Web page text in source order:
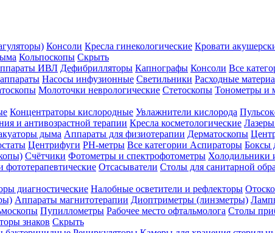
Консоли Кресла гинекологические Кровати
Кольпоскопы Скрыть
ИВЛ Дефибрилляторы Капнографы Консоли Все
Насосы инфузионные Светильники Расходные
Молоточки неврологические Стетоскопы Тонометры и
Концентраторы кислородные Увлажнители кислорода
и антивозрастной терапии Кресла косметологические
дыма Аппараты для физиотерапии Дерматоскопы
Центрифуги PH-метры Все категории Аспираторы Боксы
Счётчики Фотометры и спектрофотометры Холодильники
фототерапевтические Отсасыватели Столы для санитарной
диагностические Налобные осветители и рефлекторы
Аппараты магнитотерапии Диоптриметры (линзметры)
Пупиллометры Рабочее место офтальмолога Столы
знаков Скрыть